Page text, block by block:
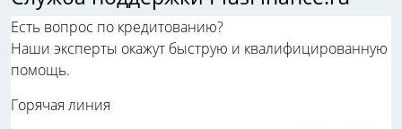
Есть вопрос по кредитованию?
Наши эксперты окажут быструю и квалифицированную
помощь.
Горячая линия